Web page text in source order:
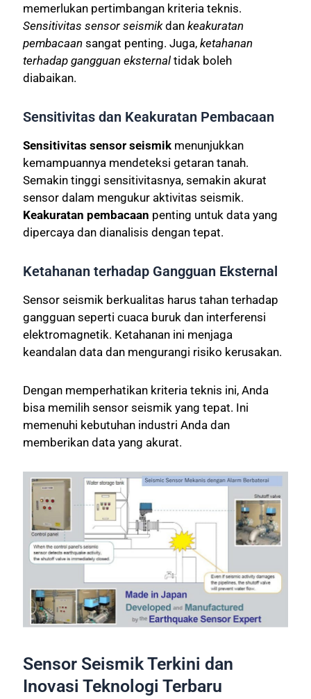
memerlukan pertimbangan kriteria teknis.
Sensitivitas sensor seismikdankeakuratan
pembacaan sangat penting. Juga,ketahanan
terhadap gangguan eksternal tidak boleh
diabaikan.
Sensitivitas dan Keakuratan Pembacaan
Sensitivitas sensor seismik menunjukkan
kemampuannya mendeteksi getaran tanah.
Semakin tinggi sensitivitasnya, semakin akurat
sensor dalam mengukur aktivitas seismik.
Keakuratan pembacaan penting untuk data yang
dipercaya dan dianalisis dengan tepat.
Ketahanan terhadap Gangguan Eksternal
Sensor seismik berkualitas harus tahan terhadap
gangguan seperti cuaca buruk dan interferensi
elektromagnetik. Ketahanan ini menjaga
keandalan data dan mengurangi risiko kerusakan.
Dengan memperhatikan kriteria teknis ini, Anda
bisa memilih sensor seismik yang tepat. Ini
memenuhi kebutuhan industri Anda dan
memberikan data yang akurat.
Sensor Seismik Terkini dan
Inovasi Teknologi Terbaru